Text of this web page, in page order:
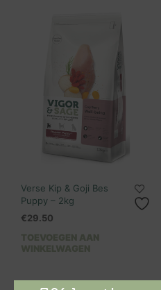
Verse Kip & Goji Bes
Puppy – 2kg
€29.50
TOEVOEGEN AAN
WINKELWAGEN